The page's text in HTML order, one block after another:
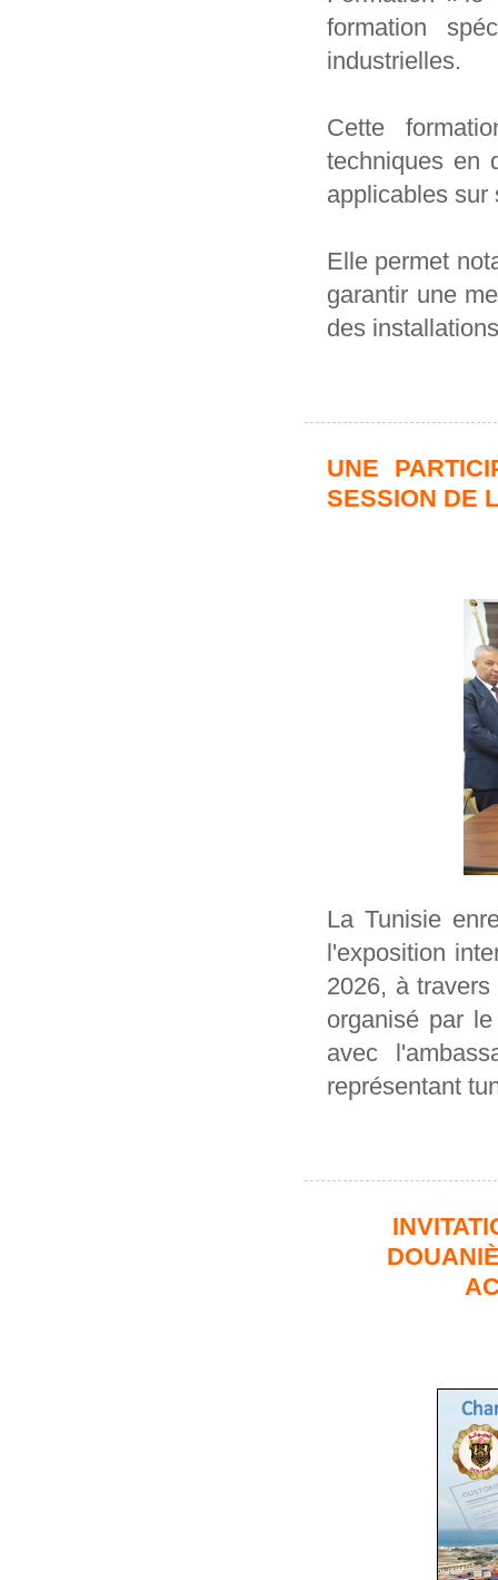
formation
industrielles.
Cette
techniques en
applicables sur
Elle permet
garantir une
des
UNE
SESSION DE
La Tunisie
l'exposition
2026, à
organisé par
avec
représentant